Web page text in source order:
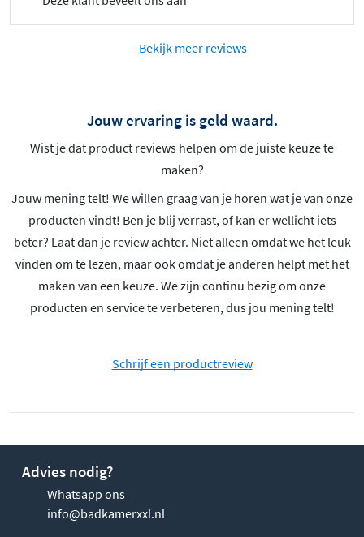
Bekijk meer reviews
Jouw ervaring is geld waard.
Wist je dat product reviews helpen om de juiste keuze te
maken?
Jouw mening telt! We willen graag van je horen wat je van onze
producten vindt! Ben je blij verrast, of kan er wellicht iets
beter? Laat dan je review achter. Niet alleen omdat we het leuk
vinden om te lezen, maar ook omdat je anderen helpt met het
maken van een keuze. We zijn continu bezig om onze
producten en service te verbeteren, dus jou mening telt!
Schrijf een productreview
Advies nodig?
Whatsapp ons
info@badkamerxxl.nl